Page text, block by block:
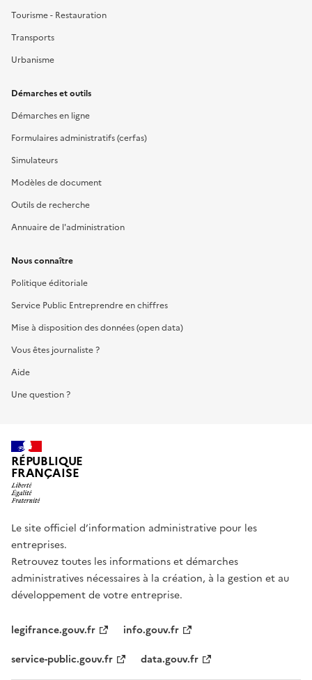
Tourisme - Restauration
Transports
Urbanisme
Démarches et outils
Démarches en ligne
Formulaires administratifs (cerfas)
Simulateurs
Modèles de document
Outils de recherche
Annuaire de l'administration
Nous connaître
Politique éditoriale
Service Public Entreprendre en chiffres
Mise à disposition des données (open data)
Vous êtes journaliste ?
Aide
Une question ?
RÉPUBLIQUE
FRANÇAISE
Le site officiel d’information administrative pour les
entreprises.
Retrouvez toutes les informations et démarches
administratives nécessaires à la création, à la gestion et au
développement de votre entreprise.
legifrance.gouv.fr
info.gouv.fr
service-public.gouv.fr
data.gouv.fr